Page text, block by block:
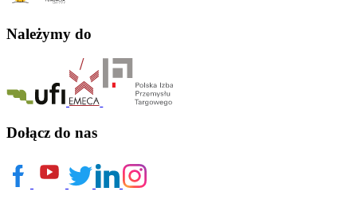
Należymy do
Dołącz do nas